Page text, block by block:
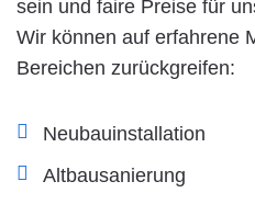
sein und faire Preise für
Wir können auf erfahrene
Bereichen zurückgreifen:
Neubauinstallation
Altbausanierung